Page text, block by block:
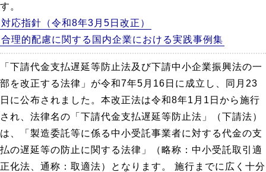
す。
対応指針（令和8年3月5日改正）
合理的配慮に関する国内企業における実践事例集
「下請代金支払遅延等防止法及び下請中小企業振興法の一
部を改正する法律」が令和7年5月16日に成立し、同月23
日に公布されました。本改正法は令和8年1月1日から施行
され、法律名の「下請代金支払遅延等防止法」（下請法）
は、「製造委託等に係る中小受託事業者に対する代金の支
払の遅延等の防止に関する法律」（略称：中小受託取引適
正化法、通称：取適法）となります。 施行までに広く十分